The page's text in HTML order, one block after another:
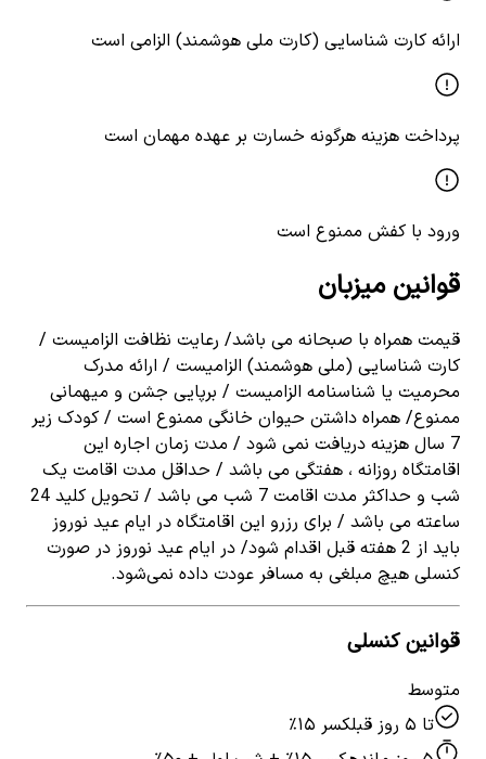
ارائه کارت شناسایی (کارت ملی هوشمند) الزامی است
پرداخت هزینه هرگونه خسارت بر عهده مهمان است
ورود با کفش ممنوع است
قوانین میزبان
قیمت همراه با صبحانه می باشد/ رعایت نظافت الزامیست /
کارت شناسایی (ملی هوشمند) الزامیست / ارائه مدرک
محرمیت یا شناسنامه الزامیست / برپایی جشن و میهمانی
ممنوع/ همراه داشتن حیوان خانگی ممنوع است / کودک زیر
7 سال هزینه دریافت نمی شود / مدت زمان اجاره این
اقامتگاه روزانه ، هفتگی می باشد / حداقل مدت اقامت یک
شب و حداکثر مدت اقامت 7 شب می باشد / تحویل کلید 24
ساعته می باشد / برای رزرو این اقامتگاه در ایام عید نوروز
باید از 2 هفته قبل اقدام شود/ در ایام عید نوروز در صورت
کنسلی هیچ مبلغی به مسافر عودت داده نمی‌شود.
قوانین کنسلی
متوسط
تا ۵ روز قبل
کسر ۱۵٪